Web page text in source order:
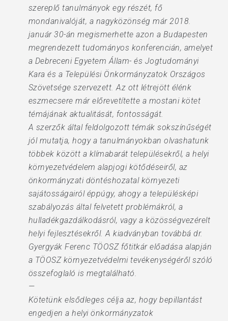
szereplő tanulmányok egy részét, fő
mondanivalóját, a nagyközönség már 2018.
január 30-án megismerhette azon a Budapesten
megrendezett tudományos konferencián, amelyet
a Debreceni Egyetem Állam- és Jogtudományi
Kara és a Települési Önkormányzatok Országos
Szövetsége szervezett. Az ott létrejött élénk
eszmecsere már előrevetítette a mostani kötet
témájának aktualitását, fontosságát.
A szerzők által feldolgozott témák sokszínűségét
jól mutatja, hogy a tanulmányokban olvashatunk
többek között a klímabarát településekről, a helyi
környezetvédelem alapjogi kötődéseiről, az
önkormányzati döntéshozatal környezeti
sajátosságairól éppúgy, ahogy a településképi
szabályozás által felvetett problémákról, a
hulladékgazdálkodásról, vagy a közösségvezérelt
helyi fejlesztésekről. A kiadványban továbbá dr.
Gyergyák Ferenc TÖOSZ főtitkár előadása alapján
a TÖOSZ környezetvédelmi tevékenységéről szóló
összefoglaló is megtalálható.
—
Kötetünk elsődleges célja az, hogy bepillantást
engedjen a helyi önkormányzatok